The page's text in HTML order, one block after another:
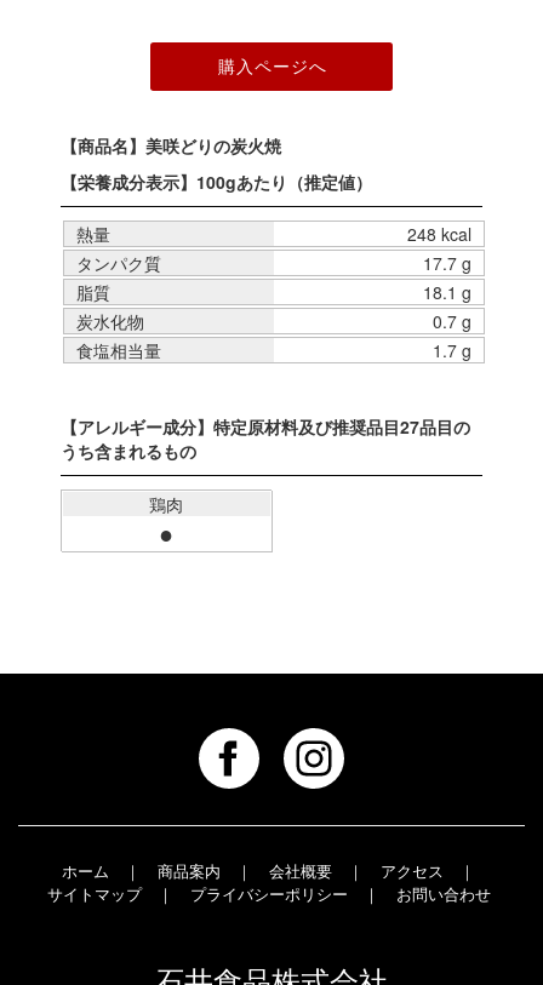
【商品名】美咲どりの炭火焼
【栄養成分表示】100gあたり（推定値）
熱量
248 kcal
タンパク質
17.7 g
脂質
18.1 g
炭水化物
0.7 g
食塩相当量
1.7 g
【アレルギー成分】特定原材料及び推奨品目27品目の
うち含まれるもの
鶏肉
●
ホーム ｜ 商品案内 ｜ 会社概要 ｜ アクセス ｜
サイトマップ｜ プライバシーポリシー ｜ お問い合わせ